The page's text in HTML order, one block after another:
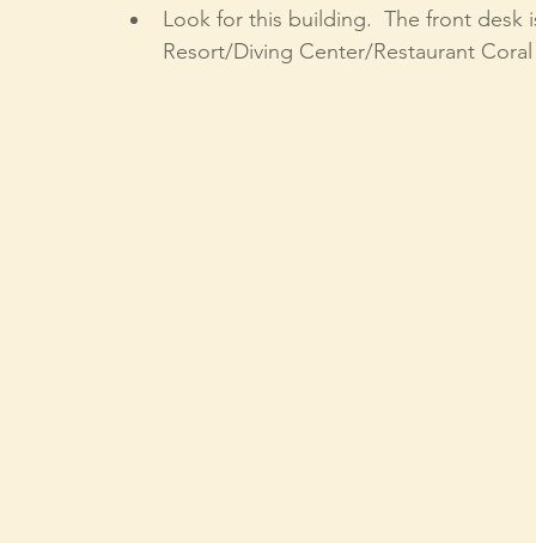
Look for this building.  The front desk
Resort/Diving Center/Restaurant